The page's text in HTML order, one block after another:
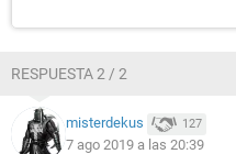
RESPUESTA 2 / 2
misterdekus 127
7 ago 2019 a las 20:39